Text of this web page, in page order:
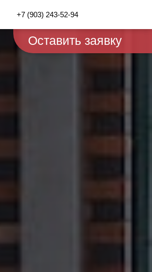
+7 (903) 243-52-94
Оставить заявку